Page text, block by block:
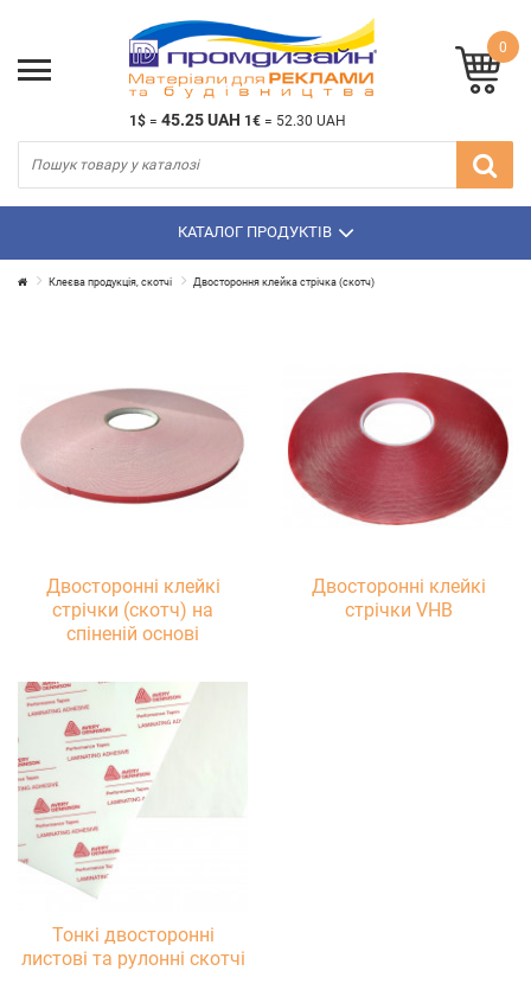
1$ = 45.25 UAH 1€ = 52.30 UAH
0
КАТАЛОГ ПРОДУКТІВ
Клеєва продукція, скотчі Двостороння клейка стрічка (скотч)
Двосторонні клейкі
стрічки (скотч) на
спіненій основі
Двосторонні клейкі
стрічки VHB
Тонкі двосторонні
листові та рулонні скотчі